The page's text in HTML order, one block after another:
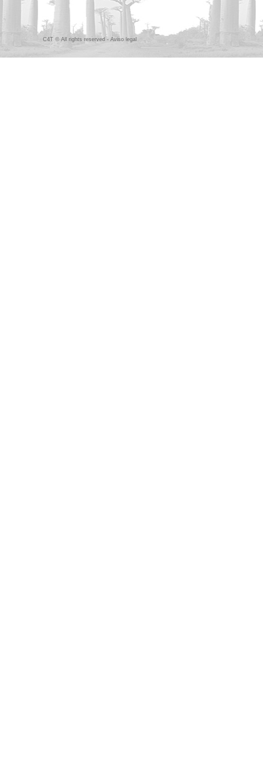
C4T © All rights reserved - Aviso legal